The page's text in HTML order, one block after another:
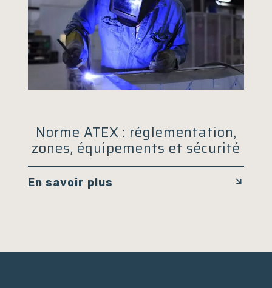
Norme ATEX : réglementation,
zones, équipements et sécurité
En savoir plus